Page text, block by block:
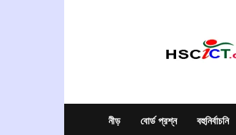
নীড় বোর্ড প্রশ্ন বহুনির্বাচনি